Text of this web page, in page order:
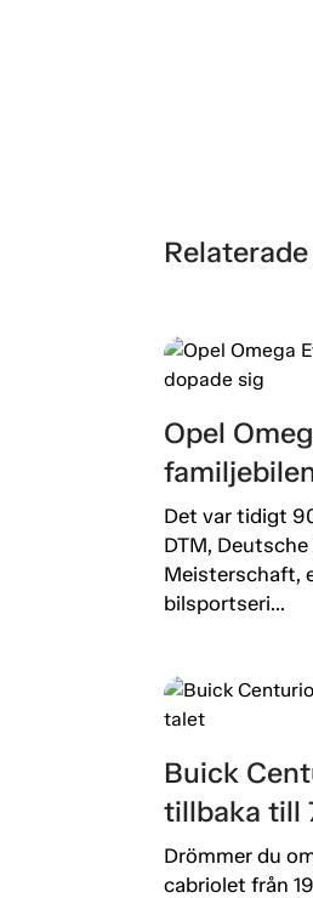
Opel
Det var tidigt
DTM,
Meisterschaft,
bilsportseri...
Buick
tillbaka till
Drömmer du
cabriolet från